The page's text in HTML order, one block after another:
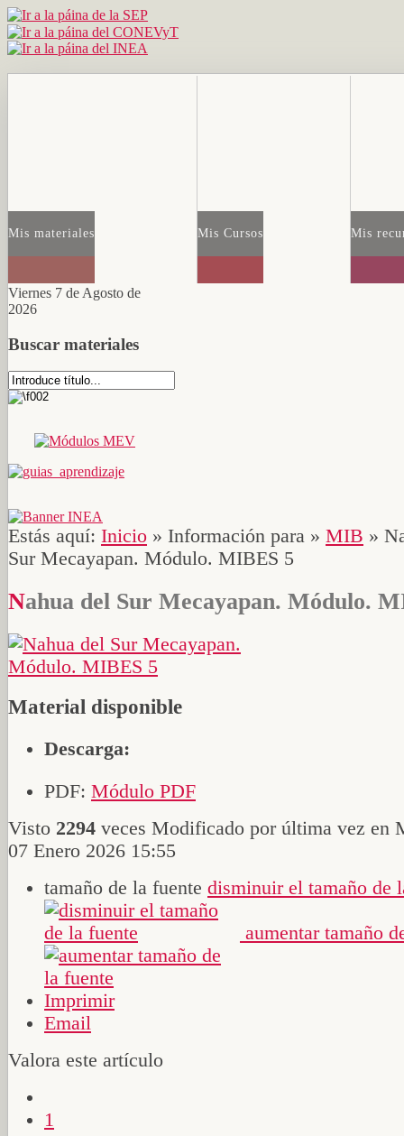
Mis materiales Mis Cursos Mis
Viernes 7 de Agosto de
2026
Buscar materiales
Estás aquí: Inicio » Información para » MIB »
Sur Mecayapan. Módulo. MIBES 5
Nahua del Sur Mecayapan. Módulo.
Material disponible
Descarga:
PDF: Módulo PDF
Visto 2294 veces Modificado por última vez en
07 Enero 2026 15:55
tamaño de la fuente disminuir el tamaño de
aumentar tamaño
Imprimir
Email
Valora este artículo
1